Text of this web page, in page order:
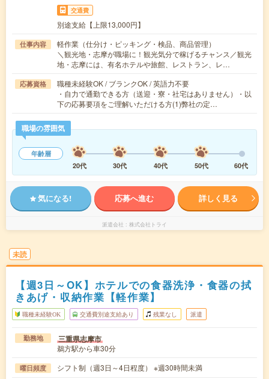
交通費
別途支給【上限13,000円】
仕事内容
軽作業（仕分け・ピッキング・検品、商品管理）
＼観光地・志摩が職場に！観光気分で稼げるチャンス／観光
地・志摩には、有名ホテルや旅館、レストラン、レ…
応募資格
職種未経験OK / ブランクOK / 英語力不要
・自力で通勤できる方（送迎・寮・社宅はありません）・以
下の応募要項をご理解いただける方(1)弊社の定…
職場の雰囲気
年齢層
20代
30代 40代 50代 60代
気になる! 応募へ進む 詳しく見る
派遣会社 株式会社トライ
未読
【週3日～OK】ホテルでの食器洗浄・食器の拭
きあげ・収納作業【軽作業】
職種未経験OK 交通費別途支給あり 残業なし 派遣
勤務地 三重県志摩市
鵜方駅から車30分
曜日頻度 シフト制（週3日～4日程度） ※週30時間未満